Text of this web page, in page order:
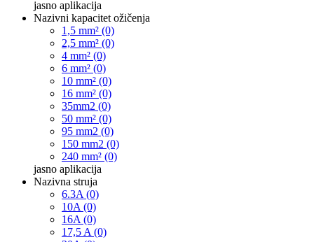
jasno aplikacija
Nazivni kapacitet ožičenja
1,5 mm² (0)
2,5 mm² (0)
4 mm² (0)
6 mm² (0)
10 mm² (0)
16 mm² (0)
35mm2 (0)
50 mm² (0)
95 mm2 (0)
150 mm2 (0)
240 mm² (0)
jasno aplikacija
Nazivna struja
6.3A (0)
10A (0)
16A (0)
17,5 A (0)